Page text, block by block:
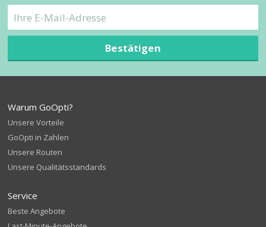
Bestätigen
Warum GoOpti?
Unsere Vorteile
GoOpti in Zahlen
Unsere Routen
Unsere Qualitätsstandards
Service
Beste Angebote